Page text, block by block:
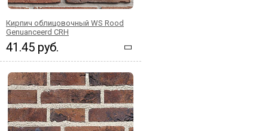
Кирпич облицовочный WS Rood
Genuanceerd CRH
41.45 руб.